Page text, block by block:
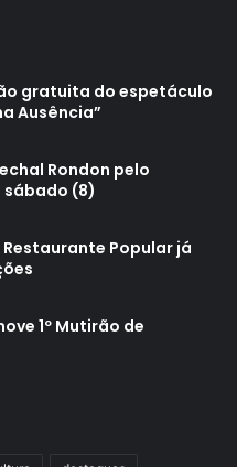
gratuita do espetáculo
Ausência”
Rondon pelo
sábado (8)
Popular já
1º Mutirão de